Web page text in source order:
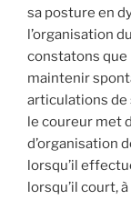
sa posture en
l’organisation
constatons que
maintenir
articulations de
le coureur met
d’organisation
lorsqu’il
lorsqu’il court,